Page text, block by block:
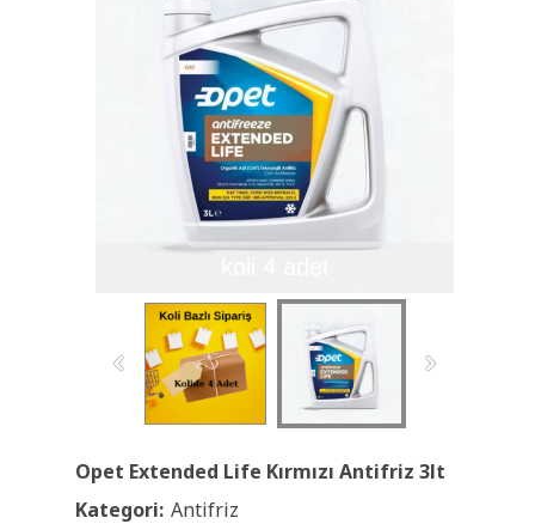
Opet Extended Life Kırmızı Antifriz 3lt
Kategori: Antifriz